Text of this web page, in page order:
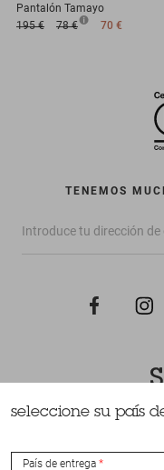
Pantalón Tamayo
195 €
78 € 70 €
TENEMOS
Todos los
seleccione su país
País de entrega